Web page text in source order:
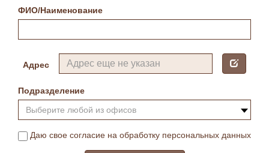
ФИО/Наименование
Адрес
Подразделение
Выберите любой из офисов
Даю свое согласие на обработку персональных данных